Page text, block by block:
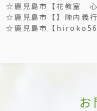
☆鹿児島市【花教室 心
☆鹿児島市【】陣内義行
☆鹿児島市【
お